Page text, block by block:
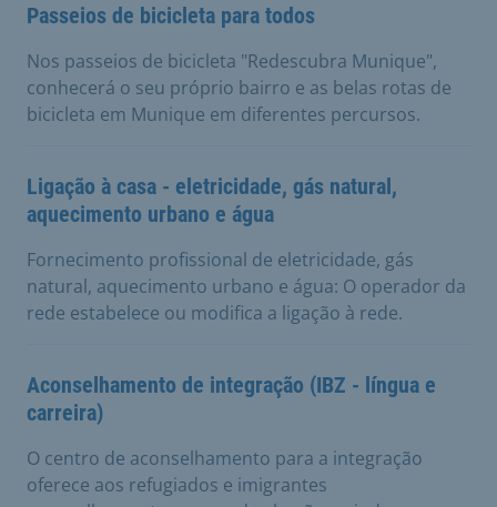
Passeios de bicicleta para todos
Nos passeios de bicicleta "Redescubra Munique",
conhecerá o seu próprio bairro e as belas rotas de
bicicleta em Munique em diferentes percursos.
Ligação à casa - eletricidade, gás natural,
aquecimento urbano e água
Fornecimento profissional de eletricidade, gás
natural, aquecimento urbano e água: O operador da
rede estabelece ou modifica a ligação à rede.
Aconselhamento de integração (IBZ - língua e
carreira)
O centro de aconselhamento para a integração
oferece aos refugiados e imigrantes